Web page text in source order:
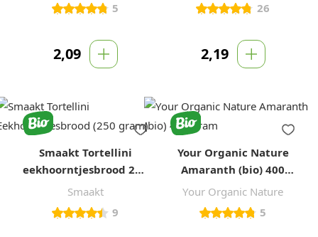
5
2,09
26
2,19
Smaakt Tortellini
eekhoorntjesbrood 250
gram
Smaakt
9
Your Organic Nature
Amaranth (bio) 400
gram
Your Organic Nature
5